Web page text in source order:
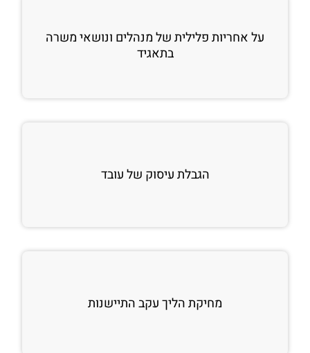
על אחריות פלילית של מנהלים ונושאי משרה
בתאגיד
הגבלת עיסוק של עובד
מחיקת הליך עקב התיישנות